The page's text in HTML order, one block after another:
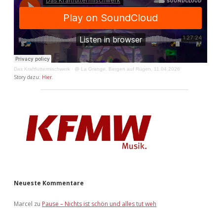
Das Kraftfuttermischwerk · @ La Grange, Bergen auf Rügen, 11.04.2026
Story dazu: Hier
Neueste Kommentare
Marcel zu Pause – Nichts ist schön und alles tut weh